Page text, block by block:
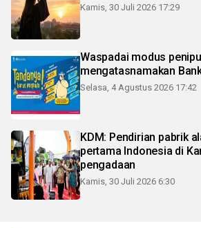
Kamis, 30 Juli 2026 17:29
Waspadai modus
mengatasnamakan
Selasa, 4 Agustus 2026 17:42
KDM: Pendirian pabrik
pertama Indonesia di
pengadaan
Kamis, 30 Juli 2026 6:30